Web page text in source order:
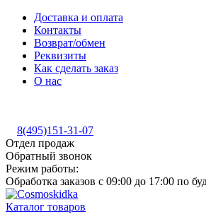
Доставка и оплата
Контакты
Возврат/обмен
Реквизиты
Как сделать заказ
О нас
8(495)151-31-07
Отдел продаж
Обратный звонок
Режим работы:
Обработка заказов с 09:00 до 17:00 по
Каталог товаров